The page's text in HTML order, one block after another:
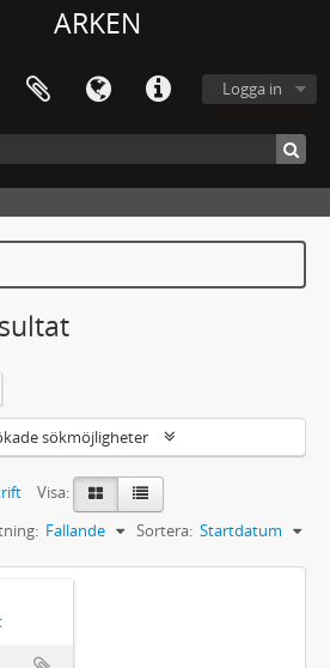
ARKEN
Logga in
sökmöjligheter
Visa:
Sortera: Startdatum
Fallande